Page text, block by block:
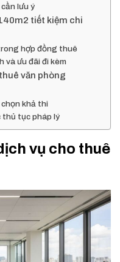
lưu ý
tiết kiệm chi
hợp đồng thuê
và ưu đãi đi kèm
văn phòng
khả thi
thủ tục pháp lý
vụ cho thuê